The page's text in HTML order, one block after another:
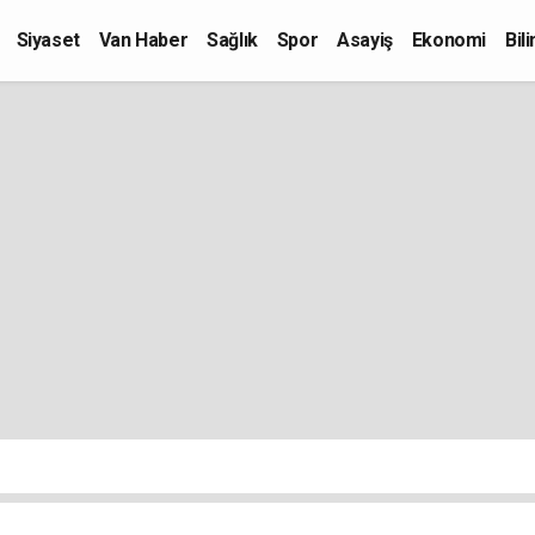
Siyaset Van Haber Sağlık Spor Asayiş Ekonomi